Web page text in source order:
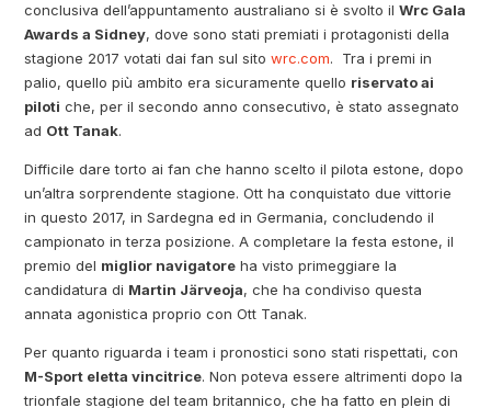
conclusiva dell’appuntamento australiano si è svolto ilWrc Gala
Awards a Sidney, dove sono stati premiati i protagonisti della
stagione 2017 votati dai fan sul sitowrc.com. Tra i premi in
palio, quello più ambito era sicuramente quello riservato ai
piloti che, per il secondo anno consecutivo, è stato assegnato
ad Ott Tanak.
Difficile dare torto ai fan che hanno scelto il pilota estone, dopo
un’altra sorprendente stagione. Ott ha conquistato due vittorie
in questo 2017, in Sardegna ed in Germania, concludendo il
campionato in terza posizione. A completare la festa estone, il
premio del miglior navigatore ha visto primeggiare la
candidatura di Martin Järveoja, che ha condiviso questa
annata agonistica proprio con Ott Tanak.
Per quanto riguarda i team i pronostici sono stati rispettati, con
M-Sport eletta vincitrice. Non poteva essere altrimenti dopo la
trionfale stagione del team britannico, che ha fatto en plein di